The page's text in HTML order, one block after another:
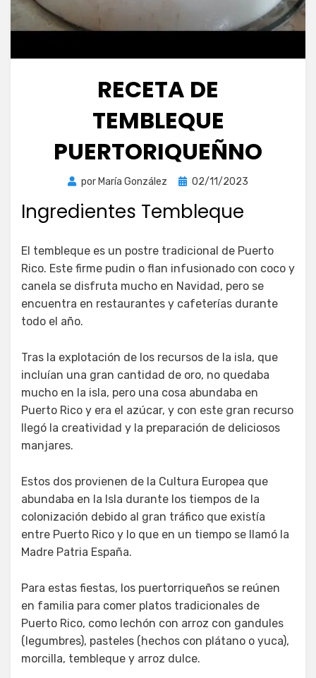
RECETA DE
TEMBLEQUE
PUERTORIQUEÑNO
por María González
Publicada
02/11/2023
Ingredientes Tembleque
El tembleque es un postre tradicional de Puerto
Rico. Este firme pudin o flan infusionado con coco y
canela se disfruta mucho en Navidad, pero se
encuentra en restaurantes y cafeterías durante
todo el año.
Tras la explotación de los recursos de la isla, que
incluían una gran cantidad de oro, no quedaba
mucho en la isla, pero una cosa abundaba en
Puerto Rico y era el azúcar, y con este gran recurso
llegó la creatividad y la preparación de deliciosos
manjares.
Estos dos provienen de la Cultura Europea que
abundaba en la Isla durante los tiempos de la
colonización debido al gran tráfico que existía
entre Puerto Rico y lo que en un tiempo se llamó la
Madre Patria España.
Para estas fiestas, los puertorriqueños se reúnen
en familia para comer platos tradicionales de
Puerto Rico, como lechón con arroz con gandules
(legumbres), pasteles (hechos con plátano o yuca),
morcilla, tembleque y arroz dulce.